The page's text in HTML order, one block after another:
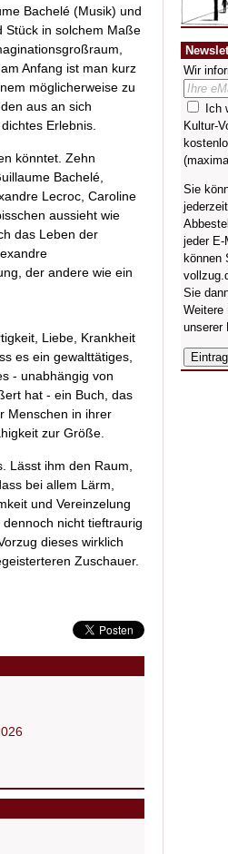
Bachelé (Musik) und
Stück in solchem Maße
Anfang ist man kurz
möglicherweise zu
aus an sich
Erlebnis.
könntet. Zehn
Bachelé,
Lecroc, Caroline
aussieht wie
das Leben der
der andere wie ein
Liebe, Krankheit
es ein gewalttätiges,
- unabhängig von
hat - ein Buch, das
Menschen in ihrer
zur Größe.
Lässt ihm den Raum,
bei allem Lärm,
und Vereinzelung
nicht tieftraurig
dieses wirklich
Zuschauer.
Wir
Ich
Kultur-
Sie
jeder
können
Sie
Weitere
unserer